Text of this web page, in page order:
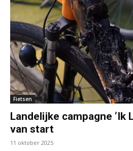
Fietsen
Landelijke campagne ‘Ik
van start
11 oktober 2025